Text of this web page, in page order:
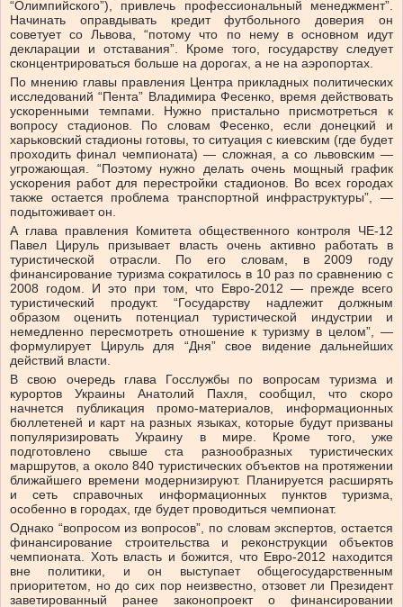
“Олимпийского”), привлечь профессиональный менеджмент”.
Начинать оправдывать кредит футбольного доверия он
советует со Львова, “потому что по нему в основном идут
декларации и отставания”. Кроме того, государству следует
сконцентрироваться больше на дорогах, а не на аэропортах.
По мнению главы правления Центра прикладных политических
исследований “Пента” Владимира Фесенко, время действовать
ускоренными темпами. Нужно пристально присмотреться к
вопросу стадионов. По словам Фесенко, если донецкий и
харьковский стадионы готовы, то ситуация с киевским (где будет
проходить финал чемпионата) — сложная, а со львовским —
угрожающая. “Поэтому нужно делать очень мощный график
ускорения работ для перестройки стадионов. Во всех городах
также остается проблема транспортной инфраструктуры”, —
подытоживает он.
А глава правления Комитета общественного контроля ЧЕ-12
Павел Цируль призывает власть очень активно работать в
туристической отрасли. По его словам, в 2009 году
финансирование туризма сократилось в 10 раз по сравнению с
2008 годом. И это при том, что Евро-2012 — прежде всего
туристический продукт. “Государству надлежит должным
образом оценить потенциал туристической индустрии и
немедленно пересмотреть отношение к туризму в целом”, —
формулирует Цируль для “Дня” свое видение дальнейших
действий власти.
В свою очередь глава Госслужбы по вопросам туризма и
курортов Украины Анатолий Пахля, сообщил, что скоро
начнется публикация промо-материалов, информационных
бюллетеней и карт на разных языках, которые будут призваны
популяризировать Украину в мире. Кроме того, уже
подготовлено свыше ста разнообразных туристических
маршрутов, а около 840 туристических объектов на протяжении
ближайшего времени модернизируют. Планируется расширять
и сеть справочных информационных пунктов туризма,
особенно в городах, где будет проводиться чемпионат.
Однако “вопросом из вопросов”, по словам экспертов, остается
финансирование строительства и реконструкции объектов
чемпионата. Хоть власть и божится, что Евро-2012 находится
вне политики, и он выступает общегосударственным
приоритетом, но до сих пор неизвестно, отзовет ли Президент
заветированный ранее законопроект о финансировании